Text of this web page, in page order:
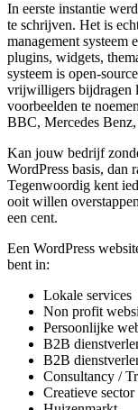
In eerste instantie
te schrijven. Het is
management systeem
plugins, widgets,
systeem is open-
vrijwilligers bijdragen
voorbeelden te
BBC, Mercedes
Kan jouw bedrijf
WordPress basis, dan
Tegenwoordig kent
ooit willen
een cent.
Een WordPress
bent in:
Lokale services
Non profit
Persoonlijke
B2B
B2B
Consultancy /
Creatieve sector